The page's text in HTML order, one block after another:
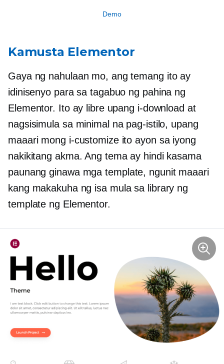
Demo
Kamusta Elementor
Gaya ng nahulaan mo, ang temang ito ay
idinisenyo para sa tagabuo ng pahina ng
Elementor. Ito ay libre upang i-download at
nagsisimula sa minimal na pag-istilo, upang
maaari mong i-customize ito ayon sa iyong
nakikitang akma. Ang tema ay hindi kasama
paunang ginawamga template, ngunit maaari
kang makakuha ng isa mula sa library ng
template ng Elementor.